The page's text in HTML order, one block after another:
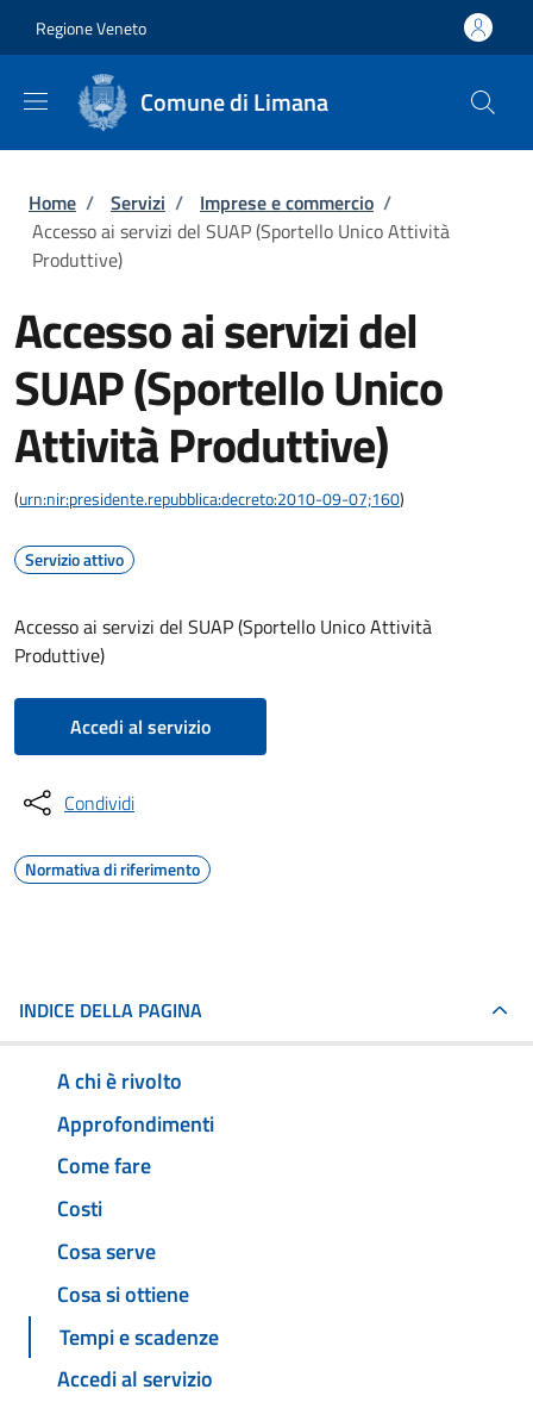
Regione Veneto
Comune di Limana
Briciole di pane
Home / Servizi / Imprese e commercio /
Accesso ai servizi del SUAP (Sportello Unico Attività
Produttive)
Accesso ai servizi del
SUAP (Sportello Unico
Attività Produttive)
(urn:nir:presidente.repubblica:decreto:2010-09-07;160)
Servizio attivo
Accesso ai servizi del SUAP (Sportello Unico Attività
Produttive)
Accedi al servizio
Condividi
Normativa di riferimento
INDICE DELLA PAGINA
A chi è rivolto
Approfondimenti
Come fare
Costi
Cosa serve
Cosa si ottiene
Tempi e scadenze
Accedi al servizio